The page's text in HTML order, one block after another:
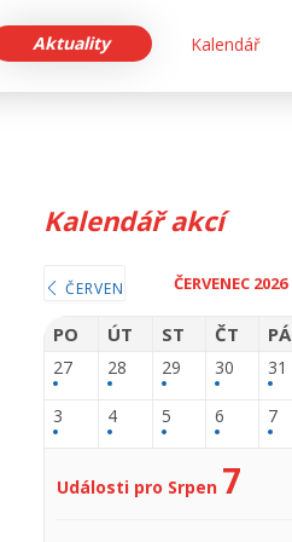
Aktuality Kalendář
Kalendář akcí
ČERVEN ČERVENEC 2026
PO ÚT ST ČT PÁ
27 28 29 30 31
3 4 5 6 7
Události pro Srpen 7